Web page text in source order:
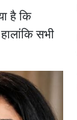
है कि
सभी